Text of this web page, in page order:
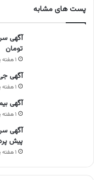
پست های مشابه
تومان
۱ هفته پیش
آگهی
۱ هفته پیش
آگهی
۱ هفته پیش
آگهی
پیش
۱ هفته پیش